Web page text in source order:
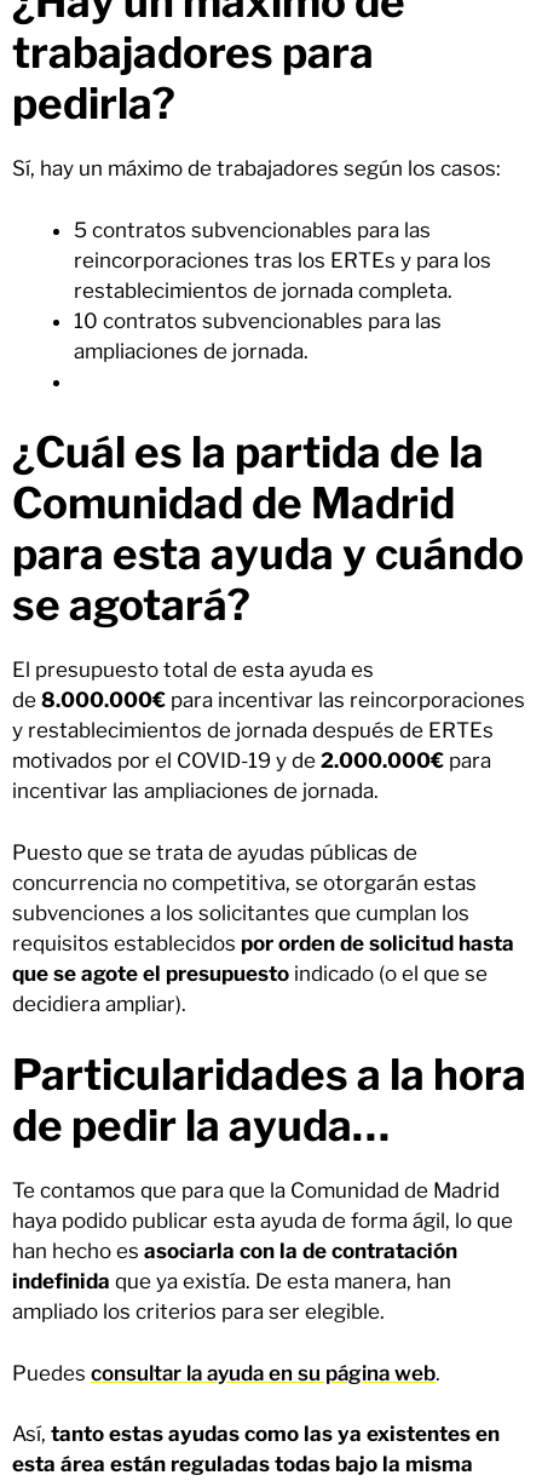
trabajadores para
pedirla?
Sí, hay un máximo de trabajadores según los casos:
5 contratos subvencionables para las
reincorporaciones tras los ERTEs y para los
restablecimientos de jornada completa.
10 contratos subvencionables para las
ampliaciones de jornada.
¿Cuál es la partida de la
Comunidad de Madrid
para esta ayuda y cuándo
se agotará?
El presupuesto total de esta ayuda es
de 8.000.000€ para incentivar las reincorporaciones
y restablecimientos de jornada después de ERTEs
motivados por el COVID-19 y de 2.000.000€ para
incentivar las ampliaciones de jornada.
Puesto que se trata de ayudas públicas de
concurrencia no competitiva, se otorgarán estas
subvenciones a los solicitantes que cumplan los
requisitos establecidos por orden de solicitud hasta
que se agote el presupuesto indicado (o el que se
decidiera ampliar).
Particularidades a la hora
de pedir la ayuda…
Te contamos que para que la Comunidad de Madrid
haya podido publicar esta ayuda de forma ágil, lo que
han hecho es asociarla con la de contratación
indefinida que ya existía. De esta manera, han
ampliado los criterios para ser elegible.
Puedes consultar la ayuda en su página web.
Así, tanto estas ayudas como las ya existentes en
esta área están reguladas todas bajo la misma